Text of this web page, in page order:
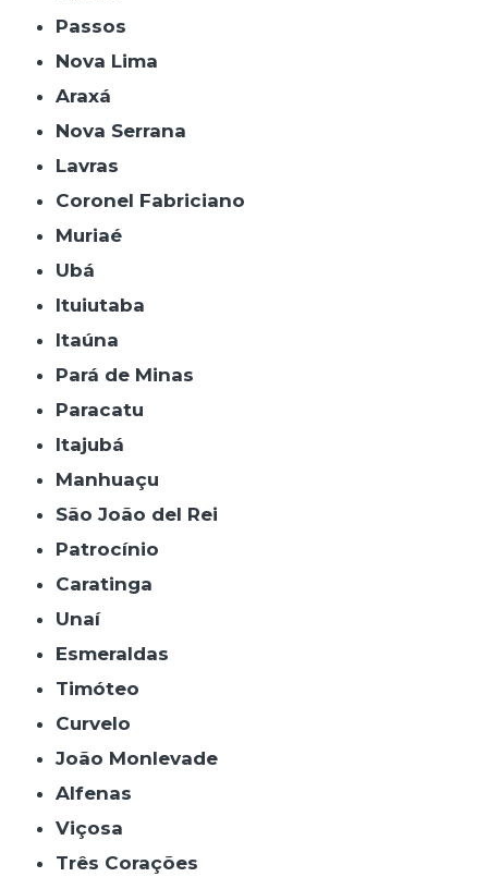
Passos
Nova Lima
Araxá
Nova Serrana
Lavras
Coronel Fabriciano
Muriaé
Ubá
Ituiutaba
Itaúna
Pará de Minas
Paracatu
Itajubá
Manhuaçu
São João del Rei
Patrocínio
Caratinga
Unaí
Esmeraldas
Timóteo
Curvelo
João Monlevade
Alfenas
Viçosa
Três Corações